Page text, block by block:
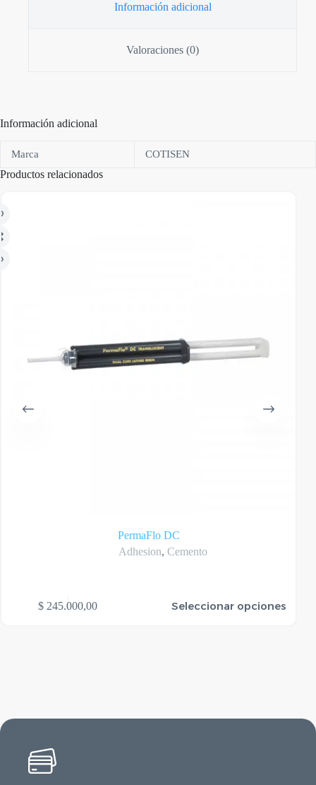
Información adicional
Valoraciones (0)
Información adicional
Marca COTISEN
Productos relacionados
PermaFlo DC
Adhesion, Cemento
$ 245.000,00 Seleccionar opciones